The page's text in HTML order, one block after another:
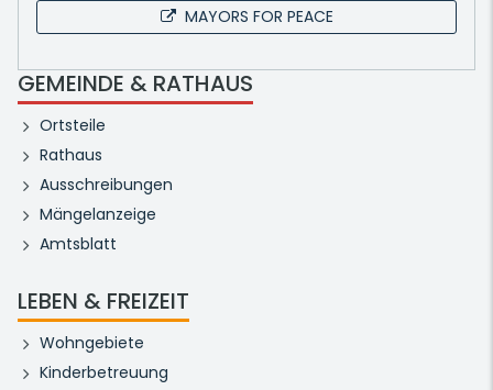
MAYORS FOR PEACE
GEMEINDE & RATHAUS
Ortsteile
Rathaus
Ausschreibungen
Mängelanzeige
Amtsblatt
LEBEN & FREIZEIT
Wohngebiete
Kinderbetreuung